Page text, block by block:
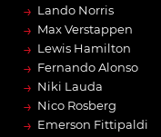
→ Lando Norris
→ Max Verstappen
→ Lewis Hamilton
→ Fernando Alonso
→ Niki Lauda
→ Nico Rosberg
→ Emerson Fittipaldi